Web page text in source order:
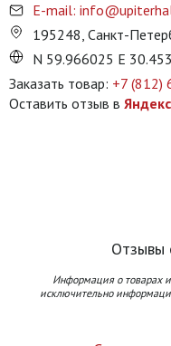
E-mail:
195248, Санкт-
N 59.966025 E
Заказать товар: +7 (812)
Оставить отзыв в Яндекс
Отзывы
Информация о товарах и
исключительно